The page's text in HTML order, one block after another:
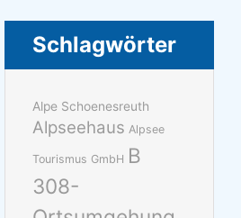
Schlagwörter
Alpe Schoenesreuth
Alpseehaus Alpsee
Tourismus GmbH B
308-